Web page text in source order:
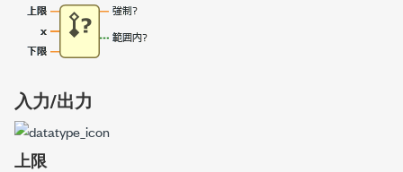
入力/出力
上限